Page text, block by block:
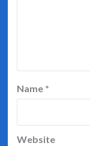
Name *
Website